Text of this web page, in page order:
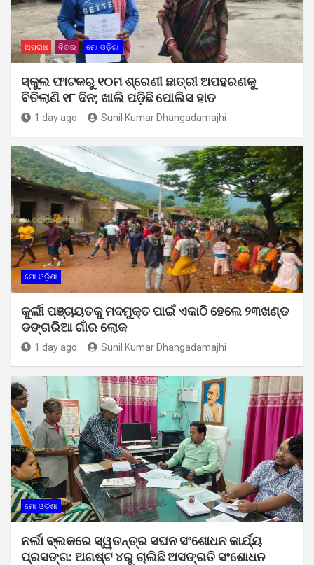
ଅପରାଧ ବିଚାର ମୋ ଓଡ଼ିଶା
ସ୍କୁଲ ଫାଟକରୁ ୧୦ମ ଶ୍ରେଣୀ ଛାତ୍ରୀ ଅପହରଣକୁ
ବିତିଲାଣି ୧୮ ଦିନ; ଖାଲି ପଡ଼ିଛି ପୋଲିସ ହାତ
1 day ago Sunil Kumar Dhangadamajhi
ମୋ ଓଡ଼ିଶା
କୁର୍ଲୀ ପଞ୍ଚାୟତକୁ ମଦମୁକ୍ତ ପାଇଁ ଏକାଠି ହେଲେ ୨୩ଖଣ୍ଡ
ଡଙ୍ଗରିଆ ଗାଁର ଲୋକ
1 day ago Sunil Kumar Dhangadamajhi
ମୋ ଓଡ଼ିଶା
ନର୍ଲା ବ୍ଲକରେ ସ୍ୱତନ୍ତ୍ର ସଘନ ସଂଶୋଧନ କାର୍ଯ୍ୟ
ପ୍ରସଙ୍ଗ: ଅଗଷ୍ଟ ୪ରୁ ଚାଲିଛି ଅସଙ୍ଗତି ସଂଶୋଧନ